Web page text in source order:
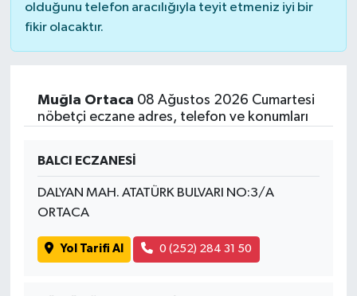
olduğunu telefon aracılığıyla teyit etmeniz iyi bir
fikir olacaktır.
Muğla Ortaca 08 Ağustos 2026 Cumartesi
nöbetçi eczane adres, telefon ve konumları
BALCI ECZANESİ
DALYAN MAH. ATATÜRK BULVARI NO:3/A
ORTACA
Yol Tarifi Al 0 (252) 284 31 50